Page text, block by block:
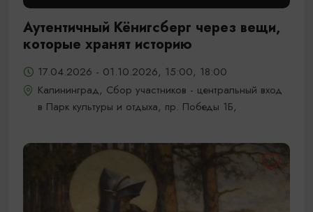
Аутентичный Кёнигсберг через вещи,
которые хранят историю
17.04.2026 - 01.10.2026, 15:00, 18:00
Калининград, Сбор участников - центральный вход
в Парк культуры и отдыха, пр. Победы 1Б,